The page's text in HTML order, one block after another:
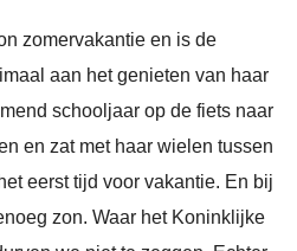
zomervakantie en is de
aan het genieten van haar
schooljaar op de fiets naar
en zat met haar wielen tussen
eerst tijd voor vakantie. En bij
zon. Waar het Koninklijke